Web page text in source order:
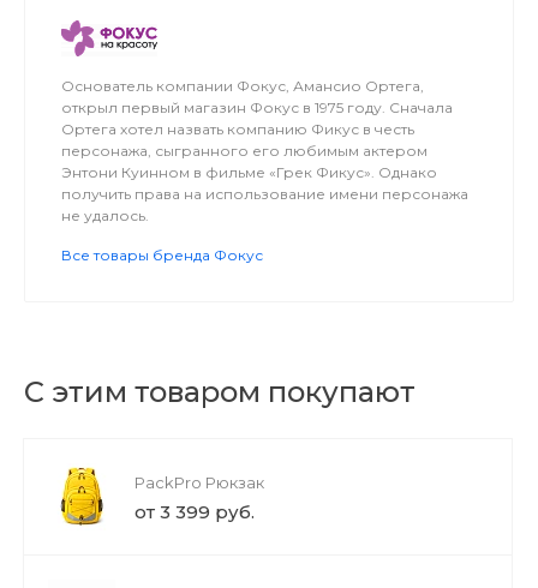
Основатель компании Фокус, Амансио Ортега,
открыл первый магазин Фокус в 1975 году. Сначала
Ортега хотел назвать компанию Фикус в честь
персонажа, сыгранного его любимым актером
Энтони Куинном в фильме «Грек Фикус». Однако
получить права на использование имени персонажа
не удалось.
Все товары бренда Фокус
С этим товаром покупают
PackPro Рюкзак
от 3 399 руб.